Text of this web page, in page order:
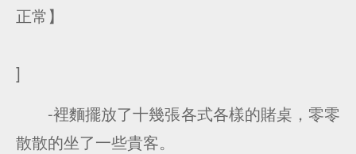
正常】
]
-裡麵擺放了十幾張各式各樣的賭桌，零零
散散的坐了一些貴客。